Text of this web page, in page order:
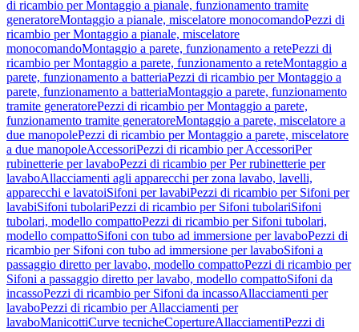
di ricambio per Montaggio a pianale, funzionamento tramite
generatoreMontaggio a pianale, miscelatore monocomandoPezzi di
ricambio per Montaggio a pianale, miscelatore
monocomandoMontaggio a parete, funzionamento a retePezzi di
ricambio per Montaggio a parete, funzionamento a reteMontaggio a
parete, funzionamento a batteriaPezzi di ricambio per Montaggio a
parete, funzionamento a batteriaMontaggio a parete, funzionamento
tramite generatorePezzi di ricambio per Montaggio a parete,
funzionamento tramite generatoreMontaggio a parete, miscelatore a
due manopolePezzi di ricambio per Montaggio a parete, miscelatore
a due manopoleAccessoriPezzi di ricambio per AccessoriPer
rubinetterie per lavaboPezzi di ricambio per Per rubinetterie per
lavaboAllacciamenti agli apparecchi per zona lavabo, lavelli,
apparecchi e lavatoiSifoni per lavabiPezzi di ricambio per Sifoni per
lavabiSifoni tubolariPezzi di ricambio per Sifoni tubolariSifoni
tubolari, modello compattoPezzi di ricambio per Sifoni tubolari,
modello compattoSifoni con tubo ad immersione per lavaboPezzi di
ricambio per Sifoni con tubo ad immersione per lavaboSifoni a
passaggio diretto per lavabo, modello compattoPezzi di ricambio per
Sifoni a passaggio diretto per lavabo, modello compattoSifoni da
incassoPezzi di ricambio per Sifoni da incassoAllacciamenti per
lavaboPezzi di ricambio per Allacciamenti per
lavaboManicottiCurve tecnicheCopertureAllacciamentiPezzi di